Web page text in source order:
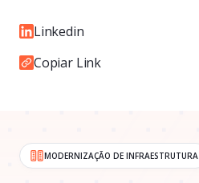
Linkedin
Copiar Link
MODERNIZAÇÃO DE INFRAESTRUTURA